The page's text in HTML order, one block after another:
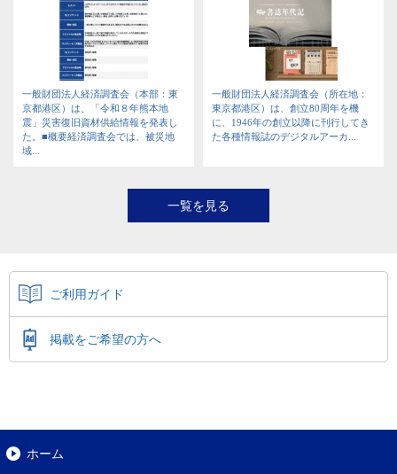
一般財団法人経済調査会（本部：東
京都港区）は、「令和８年熊本地
震」災害復旧資材供給情報を発表し
た。■概要経済調査会では、被災地
域...
一般財団法人経済調査会（所在地：
東京都港区）は、創立80周年を機
に、1946年の創立以降に刊行してき
た各種情報誌のデジタルアーカ...
一覧を見る
ご利用ガイド
掲載をご希望の方へ
ホーム